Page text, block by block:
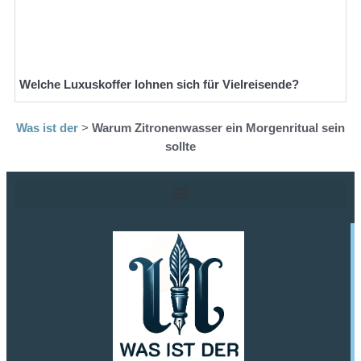
Welche Luxuskoffer lohnen sich für Vielreisende?
Was ist der > Warum Zitronenwasser ein Morgenritual sein
sollte